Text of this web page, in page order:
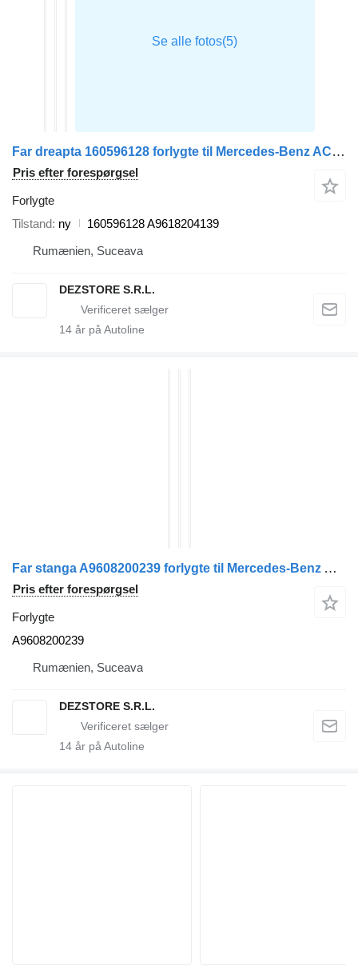
Far dreapta 160596128 forlygte til Mercedes-Benz ACTROS MP4 trækker
Pris efter forespørgsel
Forlygte
Tilstand ny
160596128 A9618204139
Rumænien, Suceava
DEZSTORE S.R.L.
14 år på Autoline
Far stanga A9608200239 forlygte til Mercedes-Benz ACTROS MP4 trækker
Pris efter forespørgsel
Forlygte
A9608200239
Rumænien, Suceava
DEZSTORE S.R.L.
14 år på Autoline